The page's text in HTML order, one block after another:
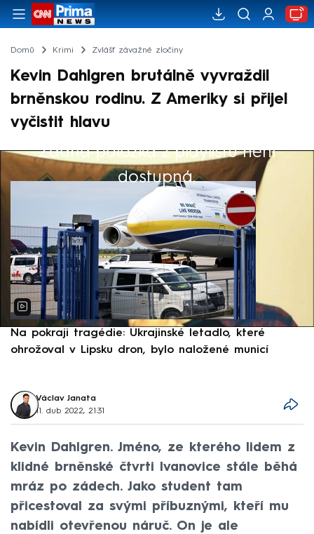
Domů Krimi Zvlášť závažné zločiny
Kevin Dahlgren brutálně vyvraždil
brněnskou rodinu. Z Ameriky si přijel
vyčistit hlavu
Žádná položka z playlistu není
dostupná.
Výběr redakce
Na pokraji tragédie: Ukrajinské letadlo, které
ohrožoval v Lipsku dron, bylo naložené municí
Václav Janata
11. dub 2022, 21:31
Kevin Dahlgren. Jméno, ze kterého lidem z
klidné brněnské čtvrti Ivanovice stále běhá
mráz po zádech. Jako student tam
přicestoval za svými příbuznými, kteří mu
nabídli otevřenou náruč. On je ale